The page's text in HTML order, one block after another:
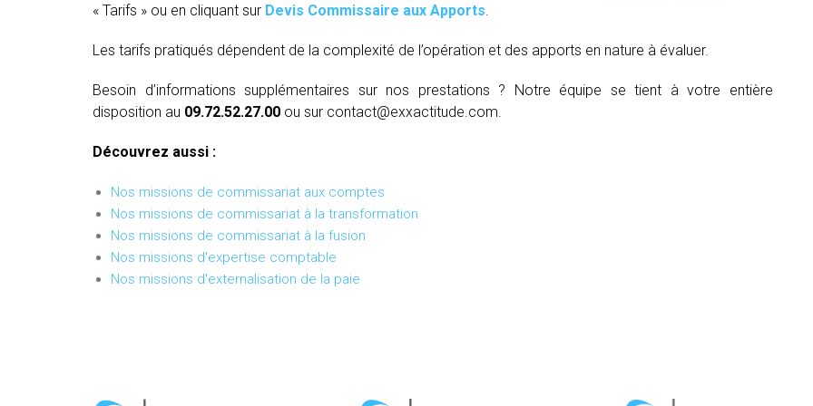
« Tarifs » ou en cliquant sur Devis Commissaire aux Apports.
Les tarifs pratiqués dépendent de la complexité de l’opération et des apports en nature à évaluer.
Besoin d’informations supplémentaires sur nos prestations ? Notre équipe se tient à votre entière
disposition au 09.72.52.27.00 ou sur contact@exxactitude.com.
Découvrez aussi :
Nos missions de commissariat aux comptes
Nos missions de commissariat à la transformation
Nos missions de commissariat à la fusion
Nos missions d'expertise comptable
Nos missions d'externalisation de la paie